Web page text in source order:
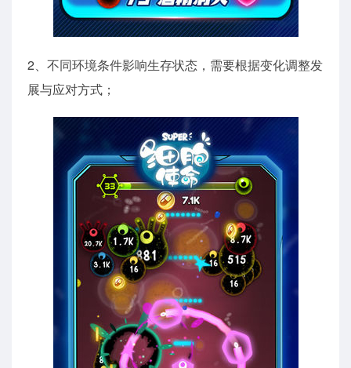
2、不同环境条件影响生存状态，需要根据变化调整发
展与应对方式；